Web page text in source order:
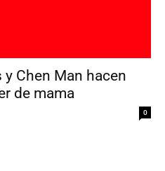
Chen Man hacen
de mama
0